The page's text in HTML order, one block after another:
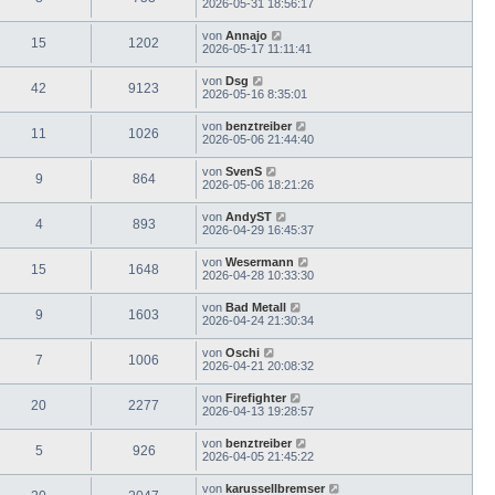
2026-05-31 18:56:17
15 1202 von Annajo
2026-05-17 11:11:41
42 9123 von Dsg
2026-05-16 8:35:01
11 1026 von benztreiber
2026-05-06 21:44:40
9 864 von SvenS
2026-05-06 18:21:26
4 893 von AndyST
2026-04-29 16:45:37
15 1648 von Wesermann
2026-04-28 10:33:30
9 1603 von Bad Metall
2026-04-24 21:30:34
7 1006 von Oschi
2026-04-21 20:08:32
20 2277 von Firefighter
2026-04-13 19:28:57
5 926 von benztreiber
2026-04-05 21:45:22
von karussellbremser